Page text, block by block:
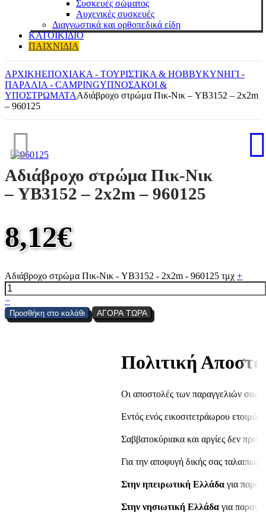
Συσκευές σώματος
Αυχενικές συσκευές
Διαγνωστικά και ορθοπεδικά είδη
ΚΑΤΟΙΚΙΔΙΟ
ΠΑΙΧΝΙΔΙΑ
ΑΡΧΙΚΗΕΠΟΧΙΑΚΑ - ΤΟΥΡΙΣΤΙΚΑ & HOBBYΚΥΝΉΓΙ -
ΠΑΡΑΛΊΑ - CAMPINGΥΠΝΌΣΑΚΟΙ &
ΥΠΟΣΤΡΏΜΑΤΑΑδιάβροχο στρώμα Πικ-Νικ – YB3152 – 2x2m
– 960125
Αδιάβροχο στρώμα Πικ-Νικ
– YB3152 – 2x2m – 960125
8,12€
Αδιάβροχο στρώμα Πικ-Νικ - YB3152 - 2x2m - 960125 τμχ +
−
Προσθήκη στο καλάθι ΑΓΟΡΑ ΤΩΡΑ
Πολιτική
Οι αποστολές των παραγγελιών σας
Εντός ενός εικοσιτετράωρου
Σαββατοκύριακα και αργίες δεν
Για την αποφυγή δικής σας
Στην ηπειρωτική Ελλάδα για
Στην νησιωτική Ελλάδα για